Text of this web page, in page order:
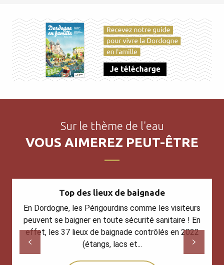
Sur le thème de l'eau
VOUS AIMEREZ PEUT-ÊTRE
Top des lieux de baignade
En Dordogne, les Périgourdins comme les visiteurs
peuvent se baigner en toute sécurité sanitaire ! En
effet, les 37 lieux de baignade contrôlés en 2022
(étangs, lacs et...